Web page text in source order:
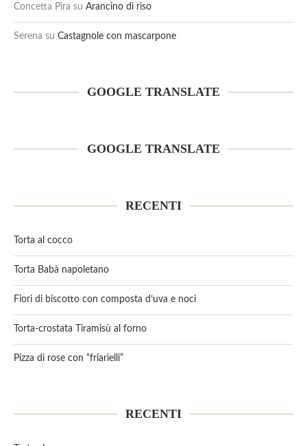
Concetta Pira su Arancino di riso
Serena su Castagnole con mascarpone
GOOGLE TRANSLATE
GOOGLE TRANSLATE
RECENTI
Torta al cocco
Torta Babà napoletano
Fiori di biscotto con composta d’uva e noci
Torta-crostata Tiramisù al forno
Pizza di rose con “friarielli”
RECENTI